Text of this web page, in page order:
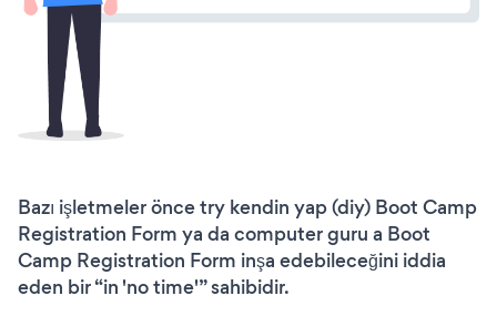
Bazı işletmeler önce try kendin yap (diy) Boot Camp
Registration Form ya da computer guru a Boot
Camp Registration Form inşa edebileceğini iddia
eden bir “in 'no time'” sahibidir.